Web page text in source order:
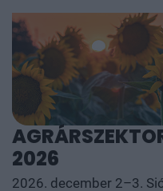
2026
2026. december 2–3.